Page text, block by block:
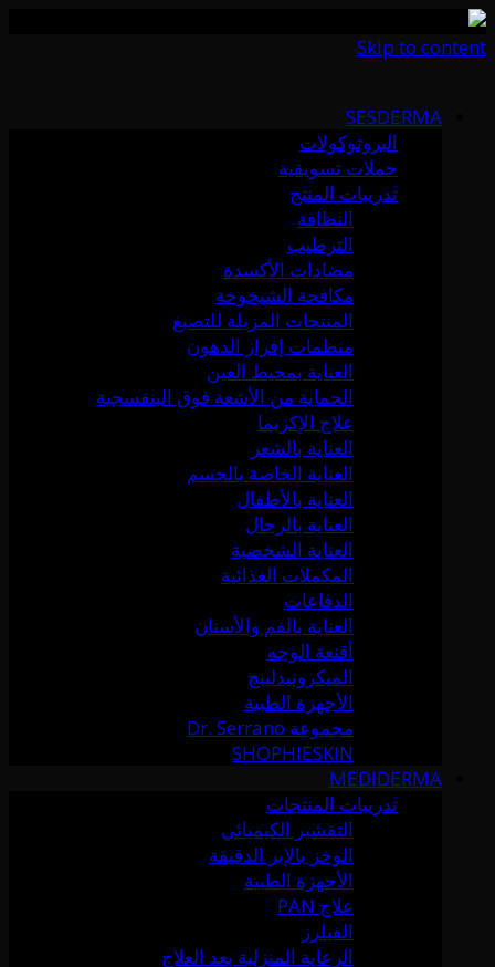
Skip to content
SESDERMA
البروتوكولات
حملات تسويقية
تدريبات المنتج
النظافة
الترطيب
مضادات الأكسدة
مكافحة الشيخوخة
المنتجات المزيلة للتصبغ
منظمات إفراز الدهون
العناية بمحيط العين
الحماية من الأشعة فوق البنفسجية
علاج الإكزيما
العناية بالشعر
العناية الخاصة بالجسم
العناية بالأطفال
العناية بالرجال
العناية الشخصية
المكملات الغذائية
الدفاعات
العناية بالفم والأسنان
أقنعة الوجه
الميكرونيدلينج
الأجهزة الطبية
مجموعة Dr. Serrano
SHOPHIESKIN
MEDIDERMA
تدريبات المنتجات
التقشير الكيميائي
الوخز بالإبر الدقيقة
الأجهزة الطبية
علاج PAN
الفيلرز
الرعاية المنزلية بعد العلاج